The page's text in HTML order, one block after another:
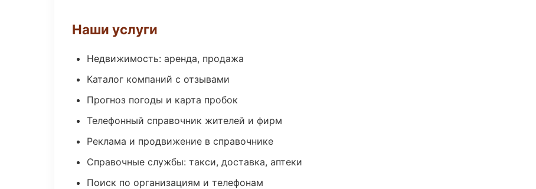
Наши услуги
Недвижимость: аренда, продажа
Каталог компаний с отзывами
Прогноз погоды и карта пробок
Телефонный справочник жителей и фирм
Реклама и продвижение в справочнике
Справочные службы: такси, доставка, аптеки
Поиск по организациям и телефонам